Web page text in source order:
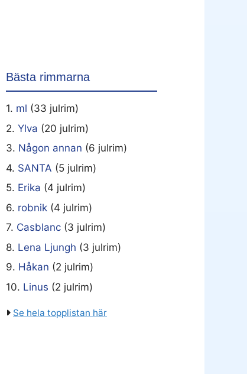
Bästa rimmarna
1. ml (33 julrim)
2. Ylva (20 julrim)
3. Någon annan (6 julrim)
4. SANTA (5 julrim)
5. Erika (4 julrim)
6. robnik (4 julrim)
7. Casblanc (3 julrim)
8. Lena Ljungh (3 julrim)
9. Håkan (2 julrim)
10. Linus (2 julrim)
Se hela topplistan här